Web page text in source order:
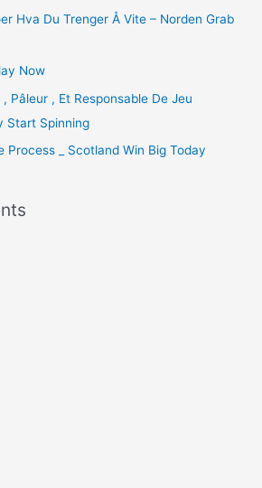
Hva Du Trenger Å Vite – Norden Grab
Now
Pâleur , Et Responsable De Jeu
Start Spinning
Process _ Scotland Win Big Today